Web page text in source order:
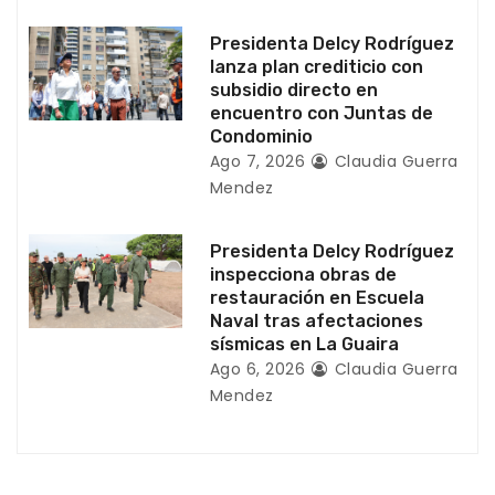
r
a
d
Presidenta Delcy Rodríguez
lanza plan crediticio con
subsidio directo en
encuentro con Juntas de
Condominio
Ago 7, 2026
Claudia Guerra
Mendez
Presidenta Delcy Rodríguez
inspecciona obras de
restauración en Escuela
Naval tras afectaciones
sísmicas en La Guaira
Ago 6, 2026
Claudia Guerra
Mendez